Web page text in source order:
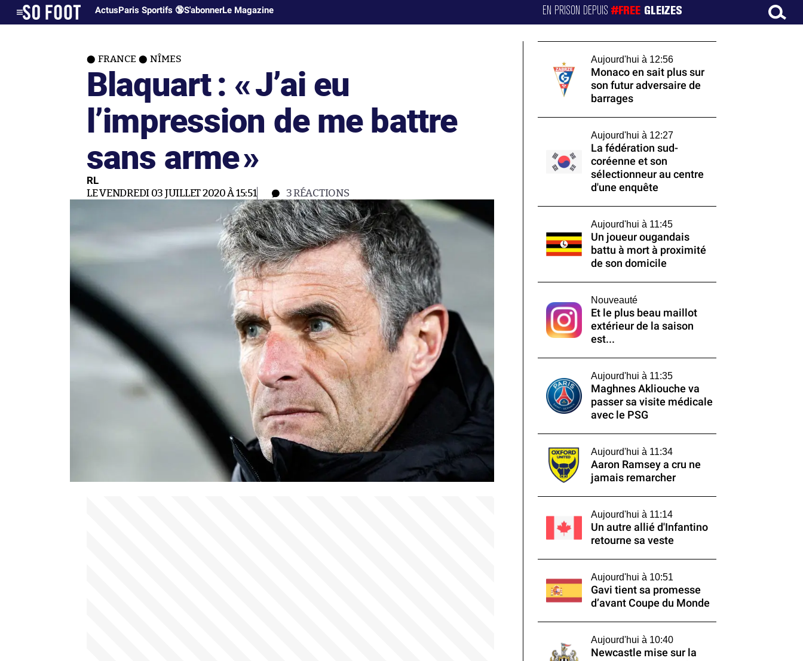
ActusParis Sportifs 🔞S'abonnerLe Magazine EN PRISON DEPUIS#FREE GLEIZES
FRANCE NÎMES
Blaquart : «J’ai eu
l’impression de me battre
sans arme»
RL
LE VENDREDI 03 JUILLET 2020 À 15:51 3RÉACTIONS
Aujourd'hui à 12:56
Monaco en sait plus sur
son futur adversaire de
barrages
Aujourd'hui à 12:27
La fédération sud-
coréenne et son
sélectionneur au centre
d'une enquête
Aujourd'hui à 11:45
Un joueur ougandais
battu à mort à proximité
de son domicile
Nouveauté
Et le plus beau maillot
extérieur de la saison
est...
Aujourd'hui à 11:35
Maghnes Akliouche va
passer sa visite médicale
avec le PSG
Aujourd'hui à 11:34
Aaron Ramsey a cru ne
jamais remarcher
Aujourd'hui à 11:14
Un autre allié d'Infantino
retourne sa veste
Aujourd'hui à 10:51
Gavi tient sa promesse
d’avant Coupe du Monde
Aujourd'hui à 10:40
Newcastle mise sur la